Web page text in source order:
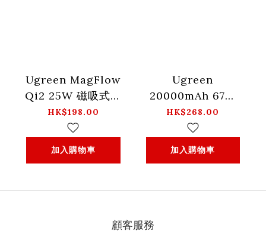
Ugreen MagFlow
Qi2 25W 磁吸式無
線充電器_W753-
55959
HK$198.00
加入購物車
Ugreen
20000mAh 67W
行動電源 內建
Type-C線_PB550-
85166B
HK$268.00
加入購物車
顧客服務